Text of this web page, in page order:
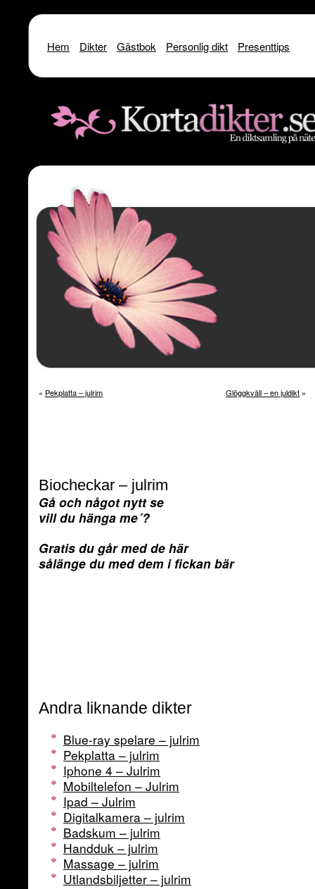
Warning: include() [function.include]: SSL operation failed with code 1. OpenSSL
Warning
Warning
: include(http://www.kortadikter.se/sms/inc.Shoutout.php) [
Warning : include() [ function.include
« Pekplatta – julrim Glöggkväll – en juldikt »
Biocheckar – julrim
Gå och något nytt se
vill du hänga me´?
Gratis du går med de här
sålänge du med dem i fickan bär
Andra liknande dikter
Blue-ray spelare – julrim
Pekplatta – julrim
Iphone 4 – Julrim
Mobiltelefon – Julrim
Ipad – Julrim
Digitalkamera – julrim
Badskum – julrim
Handduk – julrim
Massage – julrim
Utlandsbiljetter – julrim
Hem Dikter Gästbok Personlig dikt Presenttips